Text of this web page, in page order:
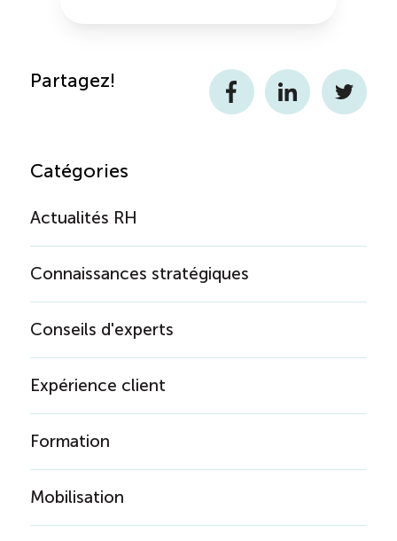
Partagez!
FacebookLinkedInTwitter
Catégories
Actualités RH
Connaissances stratégiques
Conseils d'experts
Expérience client
Formation
Mobilisation